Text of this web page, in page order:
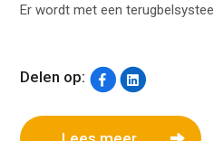
Er wordt met een
Delen op: